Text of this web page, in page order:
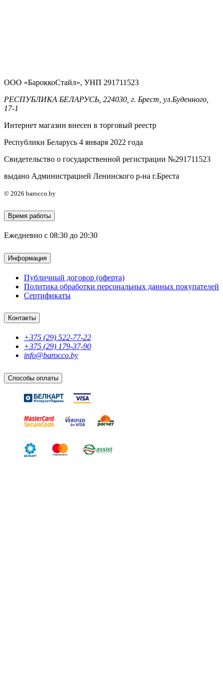
ООО «БароккоСтайл», УНП 291711523
РЕСПУБЛИКА БЕЛАРУСЬ, 224030, г. Брест, ул.Буденного,
17-1
Интернет магазин внесен в торговый реестр
Республики Беларусь 4 января 2022 года
Свидетельство о государственной регистрации №291711523
выдано Администрацией Ленинского р-на г.Бреста
© 2026 barocco.by
Время работы
Ежедневно с 08:30 до 20:30
Информация
Публичный договор (оферта)
Политика обработки персональных данных покупателей
Сертификаты
Контакты
+375 (29) 522-77-22
+375 (29) 179-37-90
info@barocco.by
Способы оплаты